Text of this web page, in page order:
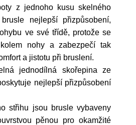
z jednoho kusu skelného
nejlepší přizpůsobení,
ve své třídě, protože se
nohy a zabezpečí tak
a jistotu při bruslení.
jednodílná skořepina ze
nejlepší přizpůsobení
střihu jsou brusle vybaveny
pěnou pro okamžité